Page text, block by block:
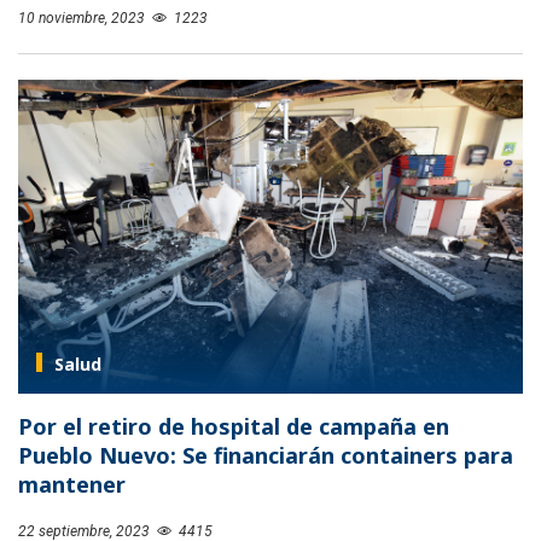
10 noviembre, 2023 1223
Salud
Por el retiro de hospital de campaña en
Pueblo Nuevo: Se financiarán containers para
mantener
22 septiembre, 2023 4415